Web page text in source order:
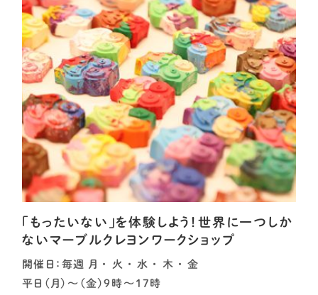
「もったいない」を体験しよう！世界に一つしか
ないマーブルクレヨンワークショップ
開催日：毎週 月 ・ 火 ・ 水 ・ 木 ・ 金
平日（月）～（金）9時～17時